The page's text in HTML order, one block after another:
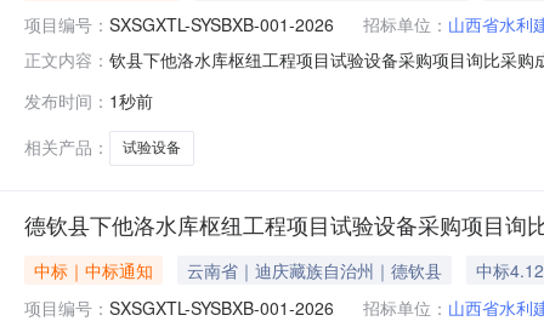
项目编号： SXSGXTL-SYSBXB-001-2026 招标单位： 山西省水利
正文内容： 钦县下他洛水库枢纽工程项目试验设备采购项目询比采
SYSBXB-001-2026），经评审委员会评审，确定成交候
码
发布时间： 1秒前
相关产品：
试验设备
德钦县下他洛水库枢纽工程项目试验设备采购项目询
中标｜中标通知 云南省｜迪庆藏族自治州｜德钦县
中标
项目编号： SXSGXTL-SYSBXB-001-2026 招标单位： 山西省水利